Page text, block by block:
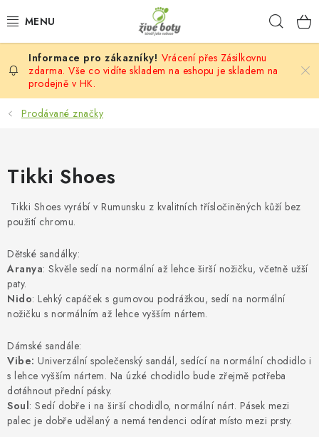
na
DĚTSKÉ
DÁMSKÉ
DOPLŇKY
VÝPRODEJ
PONOŽKOBOTY
PROVAZOVÉ SANDÁLY
NAPIŠTE NÁM
BOSOBOTY / BAREFOOTY
ZNAČKY
Vrácení přes Zásilkovnu
zdarma. Vše co vidíte skladem na eshopu je skladem na
prodejně v HK.
Prodávané značky
Tikki Shoes
Tikki Shoes vyrábí v Rumunsku z kvalitních třísločiněných kůží bez
použití chromu.
Dětské sandálky:
Aranya: Skvěle sedí na normální až lehce širší nožičku, včetně užší
paty.
Nido: Lehký capáček s gumovou podrážkou, sedí na normální
nožičku s normálním až lehce vyšším nártem.
Dámské sandále:
Vibe: Univerzální společenský sandál, sedící na normální chodidlo i
s lehce vyšším nártem. Na úzké chodidlo bude zřejmě potřeba
dotáhnout přední pásky.
Soul: Sedí dobře i na širší chodidlo, normální nárt. Pásek mezi
palec je dobře udělaný a nemá tendenci odírat místo mezi prsty.